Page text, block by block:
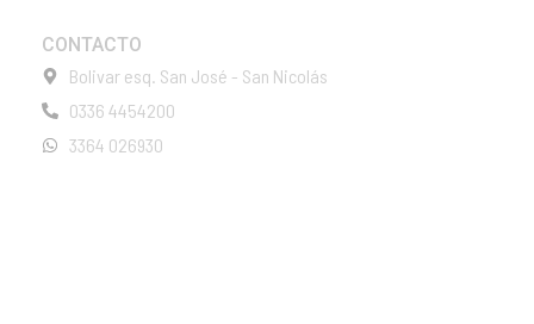
CONTACTO
Bolivar esq. San José - San Nicolás
0336 4454200
3364 026930